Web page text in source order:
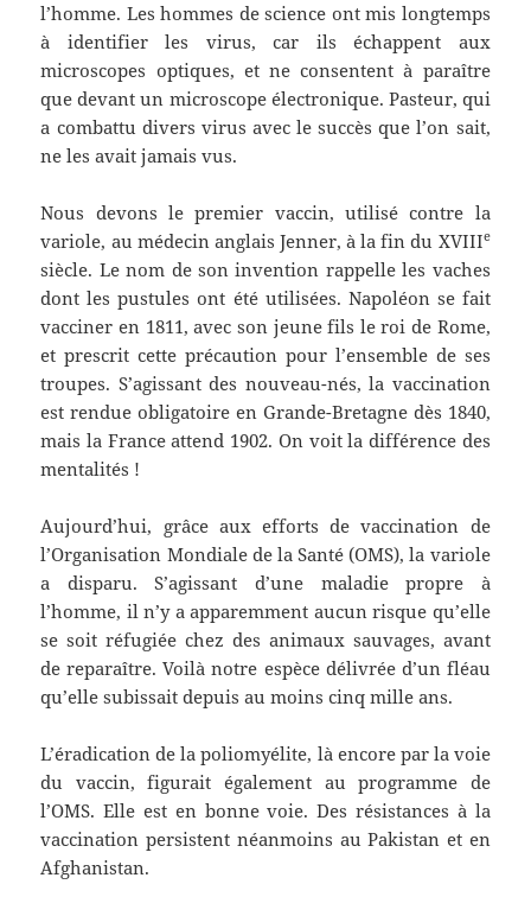
l’homme. Les hommes de science ont mis longtemps
à identifier les virus, car ils échappent aux
microscopes optiques, et ne consentent à paraître
que devant un microscope électronique. Pasteur, qui
a combattu divers virus avec le succès que l’on sait,
ne les avait jamais vus.
Nous devons le premier vaccin, utilisé contre la
variole, au médecin anglais Jenner, à la fin du XVIIIe
siècle. Le nom de son invention rappelle les vaches
dont les pustules ont été utilisées. Napoléon se fait
vacciner en 1811, avec son jeune fils le roi de Rome,
et prescrit cette précaution pour l’ensemble de ses
troupes. S’agissant des nouveau-nés, la vaccination
est rendue obligatoire en Grande-Bretagne dès 1840,
mais la France attend 1902. On voit la différence des
mentalités !
Aujourd’hui, grâce aux efforts de vaccination de
l’Organisation Mondiale de la Santé (OMS), la variole
a disparu. S’agissant d’une maladie propre à
l’homme, il n’y a apparemment aucun risque qu’elle
se soit réfugiée chez des animaux sauvages, avant
de reparaître. Voilà notre espèce délivrée d’un fléau
qu’elle subissait depuis au moins cinq mille ans.
L’éradication de la poliomyélite, là encore par la voie
du vaccin, figurait également au programme de
l’OMS. Elle est en bonne voie. Des résistances à la
vaccination persistent néanmoins au Pakistan et en
Afghanistan.